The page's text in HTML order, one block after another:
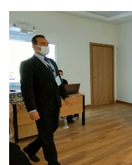
تواصل معنا
الطلاب
هيئة التدريس